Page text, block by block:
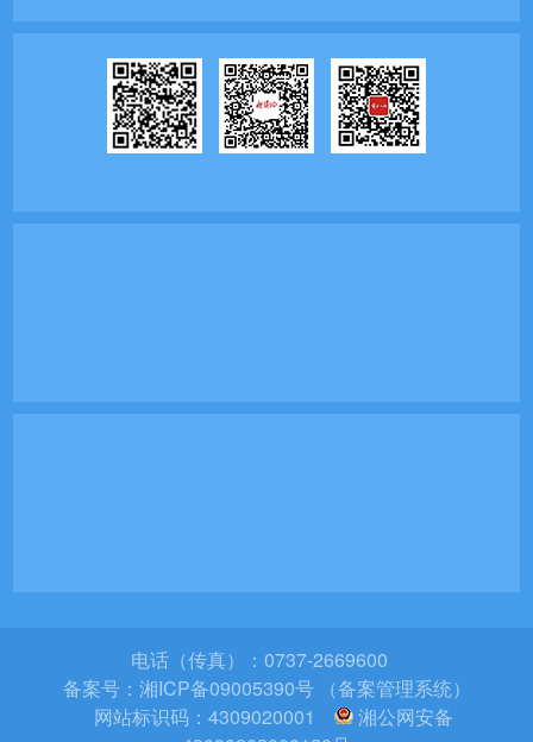
电话（传真）：0737-2669600
备案号： 湘ICP备09005390号 （备案管理系统）
网站标识码：4309020001
湘公网安备